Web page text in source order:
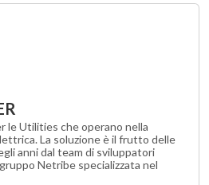
le Utilities che operano nella
La soluzione è il frutto delle
anni dal team di sviluppatori
Netribe specializzata nel